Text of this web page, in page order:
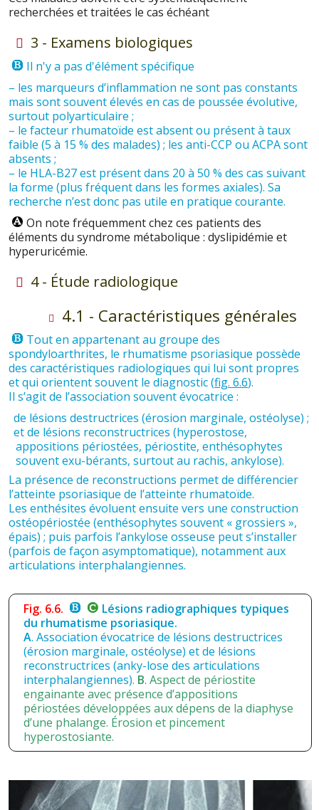
recherchées et traitées le cas échéant
3 - Examens biologiques
Il n'y a pas d'élément spécifique
– les marqueurs d’inflammation ne sont pas constants
mais sont souvent élevés en cas de poussée évolutive,
surtout polyarticulaire ;
– le facteur rhumatoïde est absent ou présent à taux
faible (5 à 15 % des malades) ; les anti-CCP ou ACPA sont
absents ;
– le HLA-B27 est présent dans 20 à 50 % des cas suivant
la forme (plus fréquent dans les formes axiales). Sa
recherche n’est donc pas utile en pratique courante.
On note fréquemment chez ces patients des
éléments du syndrome métabolique : dyslipidémie et
hyperuricémie.
4 - Étude radiologique
4.1 - Caractéristiques générales
Tout en appartenant au groupe des
spondyloarthrites, le rhumatisme psoriasique possède
des caractéristiques radiologiques qui lui sont propres
et qui orientent souvent le diagnostic (fig. 6.6).
Il s’agit de l’association souvent évocatrice :
de lésions destructrices (érosion marginale, ostéolyse) ;
et de lésions reconstructrices (hyperostose,
appositions périostées, périostite, enthésophytes
souvent exu-bérants, surtout au rachis, ankylose).
La présence de reconstructions permet de différencier
l’atteinte psoriasique de l’atteinte rhumatoïde.
Les enthésites évoluent ensuite vers une construction
ostéopériostée (enthésophytes souvent « grossiers »,
épais) ; puis parfois l’ankylose osseuse peut s’installer
(parfois de façon asymptomatique), notamment aux
articulations interphalangiennes.
Fig. 6.6.
Lésions radiographiques typiques
du rhumatisme psoriasique.
A. Association évocatrice de lésions destructrices
(érosion marginale, ostéolyse) et de lésions
reconstructrices (anky-lose des articulations
interphalangiennes). B. Aspect de périostite
engainante avec présence d’appositions
périostées développées aux dépens de la diaphyse
d’une phalange. Érosion et pincement
hyperostosiante.